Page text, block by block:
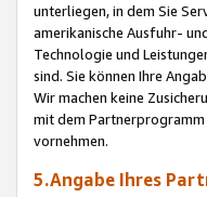
unterliegen, in dem Sie
amerikanische Ausfuhr-
Technologie und
sind. Sie können Ihre
Wir machen keine
mit dem
vornehmen.
5.Angabe Ihres